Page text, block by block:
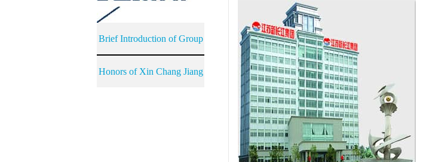
Brief Introduction of Group
Honors of Xin Chang Jiang